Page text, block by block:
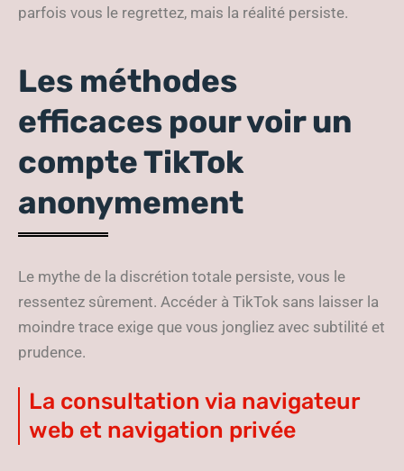
parfois vous le regrettez, mais la réalité persiste.
Les méthodes
efficaces pour voir un
compte TikTok
anonymement
Le mythe de la discrétion totale persiste, vous le
ressentez sûrement. Accéder à TikTok sans laisser la
moindre trace exige que vous jongliez avec subtilité et
prudence.
La consultation via navigateur
web et navigation privée